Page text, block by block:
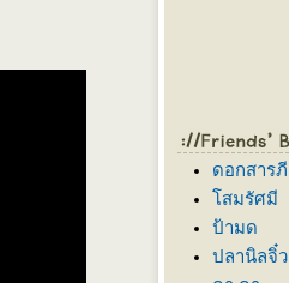
ดอกสารภี
สมรัศมี
ป้ามด
ปลานิลจิ๋ว